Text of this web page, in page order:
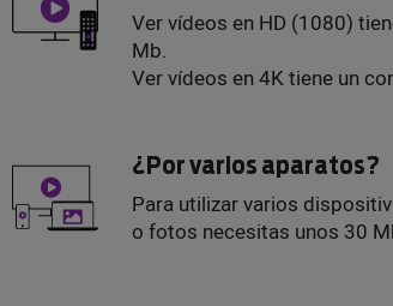
Ver vídeos en HD (1080)
Mb.
Ver vídeos en 4K tiene un
¿Por varios aparatos?
Para utilizar varios
o fotos necesitas unos 30